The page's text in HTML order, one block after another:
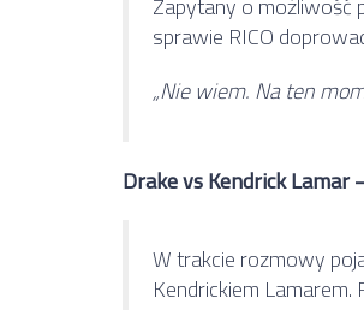
sprawie RICO
„Nie wiem. Na ten
Drake vs Kendrick Lamar
W trakcie rozmowy
Kendrickiem